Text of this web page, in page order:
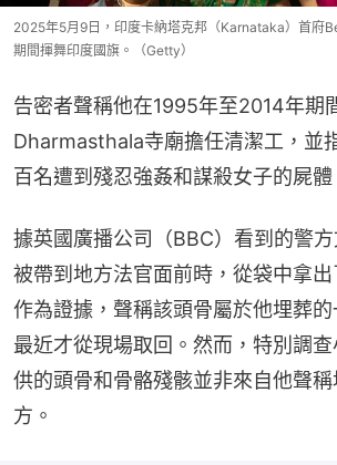
2025年5月9日，印度卡納塔克邦（Karnataka）首府
期間揮舞印度國旗。（Getty）
告密者聲稱他在1995年至2014年期
Dharmasthala寺廟擔任清潔工，並
百名遭到殘忍強姦和謀殺女子的屍體
據英國廣播公司（BBC）看到的警
被帶到地方法官面前時，從袋中拿
作為證據，聲稱該頭骨屬於他埋葬
最近才從現場取回。然而，特別調
供的頭骨和骨骼殘骸並非來自他聲
方。